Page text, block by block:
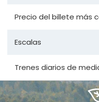
Precio del billete más
Escalas
Trenes diarios de